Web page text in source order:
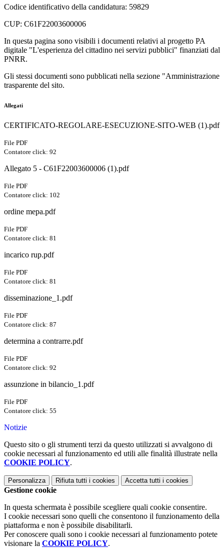
Codice identificativo della candidatura: 59829
CUP: C61F22003600006
In questa pagina sono visibili i documenti relativi al progetto PA
digitale "L'esperienza del cittadino nei servizi pubblici" finanziati dal
PNRR.
Gli stessi documenti sono pubblicati nella sezione "Amministrazione
trasparente del sito.
Allegati
CERTIFICATO-REGOLARE-ESECUZIONE-SITO-WEB (1).pdf
File PDF
Contatore click: 92
Allegato 5 - C61F22003600006 (1).pdf
File PDF
Contatore click: 102
ordine mepa.pdf
File PDF
Contatore click: 81
incarico rup.pdf
File PDF
Contatore click: 81
disseminazione_1.pdf
File PDF
Contatore click: 87
determina a contrarre.pdf
File PDF
Contatore click: 92
assunzione in bilancio_1.pdf
File PDF
Contatore click: 55
Notizie
Questo sito o gli strumenti terzi da questo utilizzati si avvalgono di
cookie necessari al funzionamento ed utili alle finalità illustrate nella
COOKIE POLICY.
Personalizza Rifiuta tutti i cookies Accetta tutti i cookies
Gestione cookie
In questa schermata è possibile scegliere quali cookie consentire.
I cookie necessari sono quelli che consentono il funzionamento della
piattaforma e non è possibile disabilitarli.
Per conoscere quali sono i cookie necessari al funzionamento potete
visionare la COOKIE POLICY.